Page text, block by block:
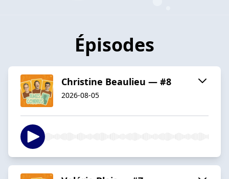
Épisodes
Christine Beaulieu — #8
2026-08-05